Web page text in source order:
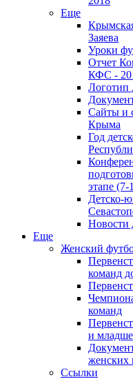
Еще
Заяева
Уроки
Отчет
КФС -
Сайты и
Крыма
Год
этапе (7-
Детско-
Новости
Еще
Женский
команд
команд
и младше
женских
Ссылки